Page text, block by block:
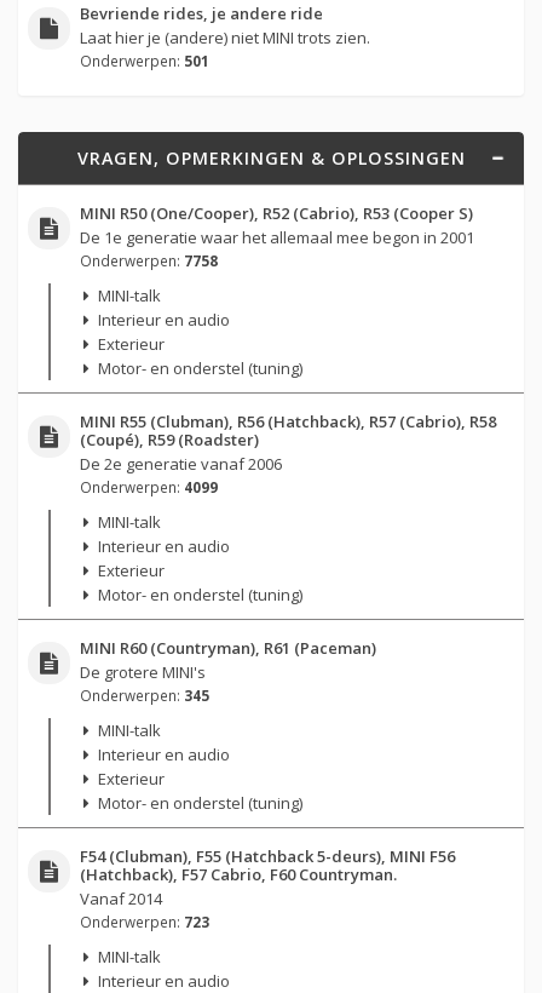
Bevriende rides, je andere ride
Laat hier je (andere) niet MINI trots zien.
Onderwerpen: 501
VRAGEN, OPMERKINGEN & OPLOSSINGEN
MINI R50 (One/Cooper), R52 (Cabrio), R53 (Cooper S)
De 1e generatie waar het allemaal mee begon in 2001
Onderwerpen: 7758
MINI-talk
Interieur en audio
Exterieur
Motor- en onderstel (tuning)
MINI R55 (Clubman), R56 (Hatchback), R57 (Cabrio), R58
(Coupé), R59 (Roadster)
De 2e generatie vanaf 2006
Onderwerpen: 4099
MINI-talk
Interieur en audio
Exterieur
Motor- en onderstel (tuning)
MINI R60 (Countryman), R61 (Paceman)
De grotere MINI's
Onderwerpen: 345
MINI-talk
Interieur en audio
Exterieur
Motor- en onderstel (tuning)
F54 (Clubman), F55 (Hatchback 5-deurs), MINI F56
(Hatchback), F57 Cabrio, F60 Countryman.
Vanaf 2014
Onderwerpen: 723
MINI-talk
Interieur en audio